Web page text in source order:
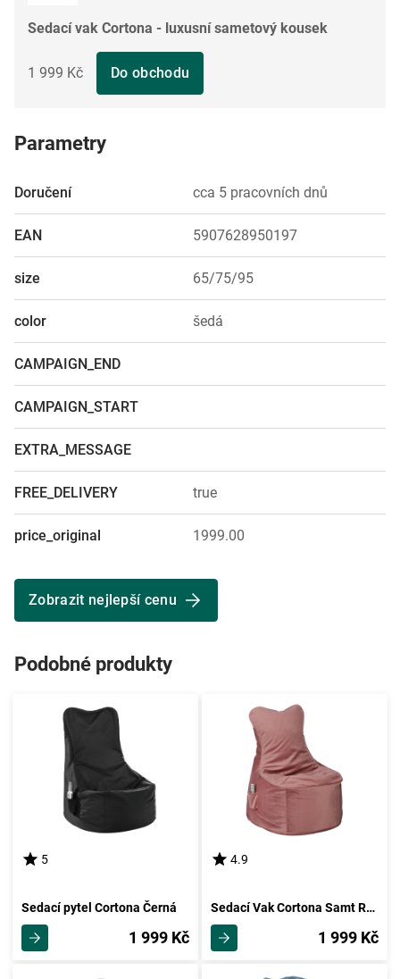
Sedací vak Cortona - luxusní sametový kousek
1 999 Kč Do obchodu
Parametry
Doručení cca 5 pracovních dnů
EAN 5907628950197
size 65/75/95
color šedá
CAMPAIGN_END
CAMPAIGN_START
EXTRA_MESSAGE
FREE_DELIVERY true
price_original 1999.00
Zobrazit nejlepší cenu
Podobné produkty
5
Sedací pytel Cortona Černá
1 999 Kč
4.9
Sedací Vak Cortona Samt Růžová
1 999 Kč